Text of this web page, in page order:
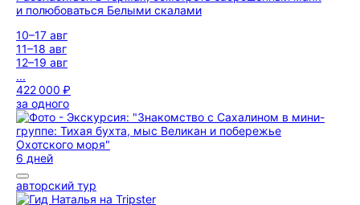
и полюбоваться Белыми скалами
10–17 авг
11–18 авг
12–19 авг
...
422 000 ₽
за одного
6 дней
авторский тур